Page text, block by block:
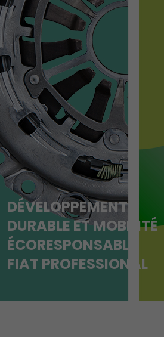
DÉVELOPPEMENT
DURABLE ET MOBILITÉ
ÉCORESPONSABLE
FIAT PROFESSIONAL